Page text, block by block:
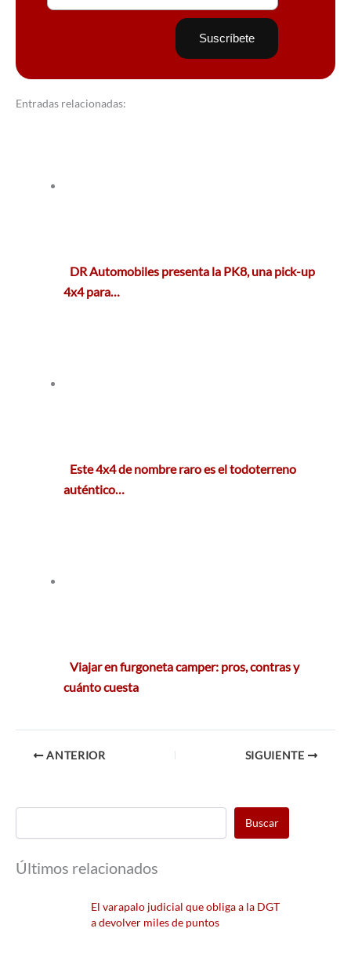
Entradas relacionadas:
DR Automobiles presenta la PK8, una pick-up
4x4 para…
Este 4x4 de nombre raro es el todoterreno
auténtico…
Viajar en furgoneta camper: pros, contras y
cuánto cuesta
ANTERIOR SIGUIENTE
Buscar
Últimos relacionados
El varapalo judicial que obliga a la DGT
a devolver miles de puntos